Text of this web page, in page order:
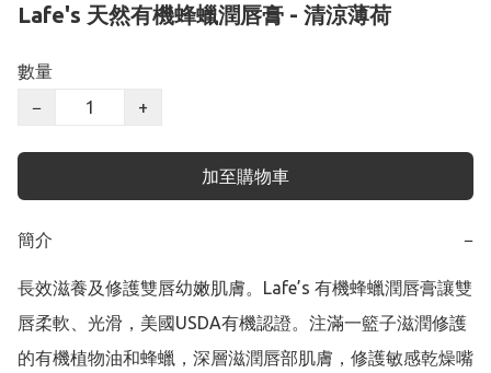
Lafe's 天然有機蜂蠟潤唇膏 - 清涼薄荷
數量
−
+
加至購物車
簡介 −
長效滋養及修護雙唇幼嫩肌膚。Lafe’s 有機蜂蠟潤唇膏讓雙
唇柔軟、光滑，美國USDA有機認證。注滿一籃子滋潤修護
的有機植物油和蜂蠟，深層滋潤唇部肌膚，修護敏感乾燥嘴